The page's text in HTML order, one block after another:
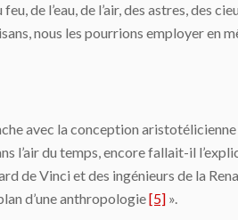
de l’eau, de l’air, des astres, des
nous les pourrions employer en
avec la conception
l’air du temps, encore fallait-il
de Vinci et des ingénieurs de la
d’une anthropologie[5] ».